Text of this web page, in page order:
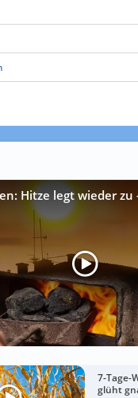
Hitze legt wieder
7-Tage-
glüht